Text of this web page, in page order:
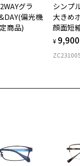
グラ
偏光機
商品)
シンプ
大きめ
顔面短
¥ 9,900